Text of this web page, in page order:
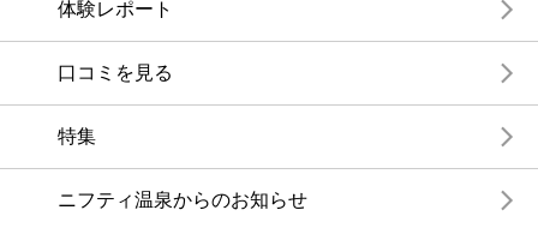
体験レポート
口コミを見る
特集
ニフティ温泉からのお知らせ